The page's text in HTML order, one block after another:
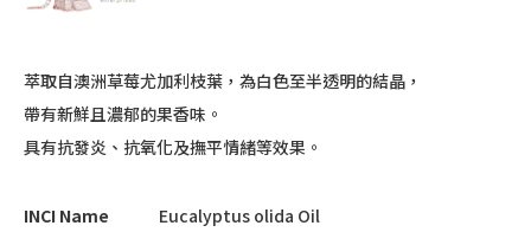
萃取自澳洲草莓尤加利枝葉，為白色至半透明的結晶，
帶有新鮮且濃郁的果香味。
具有抗發炎、抗氧化及撫平情緒等效果。
INCI Name Eucalyptus olida Oil